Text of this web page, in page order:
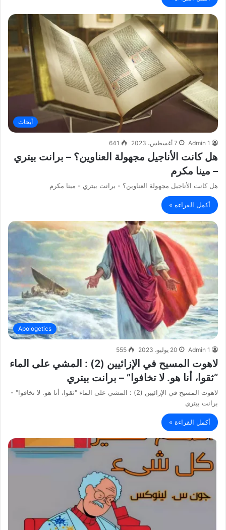
أبحاث
Admin 1 7 أغسطس، 2023 641
هل كانت الأناجيل مجهولة العناوين؟ – برانت بيتري
– مينا مكرم
هل كانت الأناجيل مجهولة العناوين؟ - برانت بيتري - مينا مكرم
أكمل القراءة »
Apologetics
Admin 1 20 يوليو، 2023 555
لاهوت المسيح في الإزائيين (2) : المشي على الماء
“ثقوا، أنا هو. لا تخافوا” – برانت بيتري
لاهوت المسيح في الإزائيين (2) : المشي على الماء "ثقوا، أنا هو. لا تخافوا" -
برانت بيتري
أكمل القراءة »